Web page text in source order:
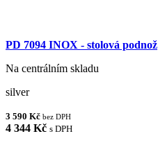
PD 7094 INOX - stolová podnož
Na centrálním skladu
silver
3 590 Kč bez DPH
4 344 Kč s DPH